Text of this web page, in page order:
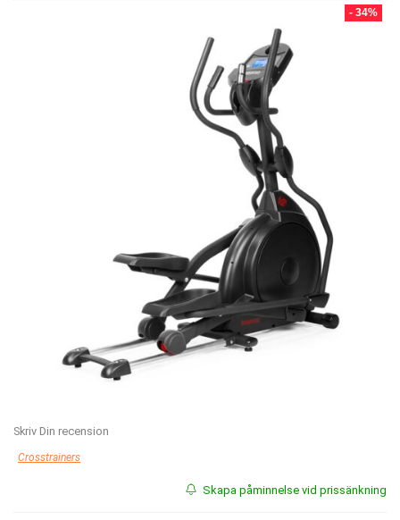
- 34%
Skriv Din recension
Crosstrainers
Skapa påminnelse vid prissänkning